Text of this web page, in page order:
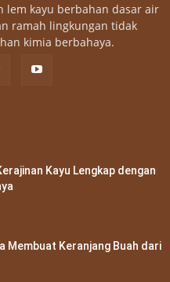
lem kayu berbahan dasar air
ramah lingkungan tidak
kimia berbahaya.
Kayu Lengkap dengan
Membuat Keranjang Buah dari